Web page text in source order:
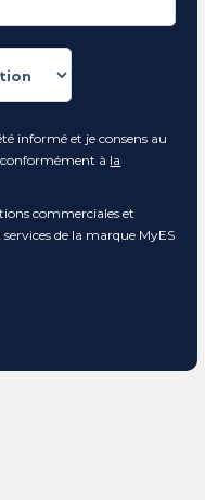
informé et je consens au
à la
commerciales et
de la marque MyES